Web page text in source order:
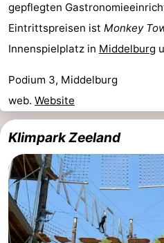
gepflegten
Eintrittspreisen ist Monkey
Innenspielplatz in Middelburg
Podium 3, Middelburg
web. Website
Klimpark Zeeland